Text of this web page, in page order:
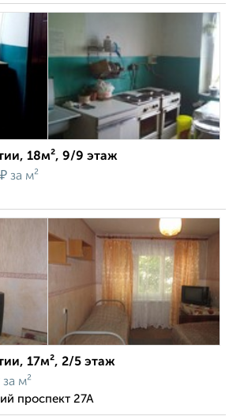
18м², 9/9 этаж
₽ за м²
17м², 2/5 этаж
за м²
проспект 27А